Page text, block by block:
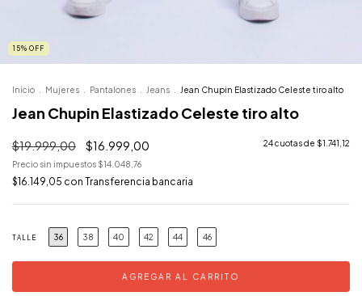
15% OFF
Inicio Mujeres Pantalones Jeans Jean Chupin Elastizado Celeste tiro alto
Jean Chupin Elastizado Celeste tiro alto
$19.999,00 $16.999,00 24cuotas de $1.741,12
Precio sin impuestos $14.048,76
$16.149,05 con Transferencia bancaria
TALLE 36 38 40 42 44 46